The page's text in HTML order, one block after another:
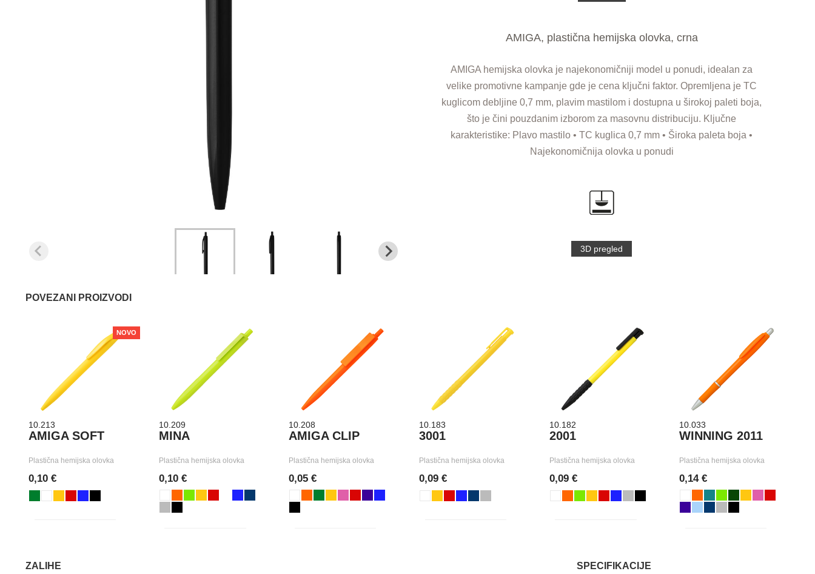
AMIGA, plastična hemijska olovka, crna
AMIGA hemijska olovka je najekonomičniji model u ponudi, idealan za
velike promotivne kampanje gde je cena ključni faktor. Opremljena je TC
kuglicom debljine 0,7 mm, plavim mastilom i dostupna u širokoj paleti boja,
što je čini pouzdanim izborom za masovnu distribuciju. Ključne
karakteristike: Plavo mastilo • TC kuglica 0,7 mm • Široka paleta boja •
Najekonomičnija olovka u ponudi
3D pregled
POVEZANI PROIZVODI
NOVO
10.213
AMIGA SOFT
Plastična hemijska olovka
0,10 €
10.209
MINA
Plastična hemijska olovka
0,10 €
10.208
AMIGA CLIP
Plastična hemijska olovka
0,05 €
10.183
3001
Plastična hemijska olovka
0,09 €
10.182
2001
Plastična hemijska olovka
0,09 €
10.033
WINNING 2011
Plastična hemijska olovka
0,14 €
ZALIHE SPECIFIKACIJE